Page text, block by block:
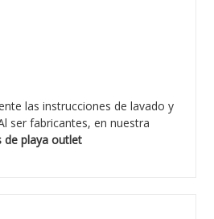
las instrucciones de lavado y
ser fabricantes, en nuestra
de playa outlet